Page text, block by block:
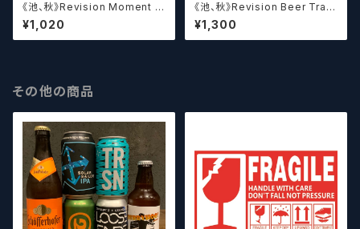
《池、秋》Revision Moment C
ommander / リヴィジョン モー
メント コマンダー【クラフトビー
ル】
¥1,020
《池、秋》Revision Beer Train
(AleSmith Collab) / リヴィジ
ョン ビアトレイン エールスミス
コラボ【クラフトビール】
¥1,300
その他の商品